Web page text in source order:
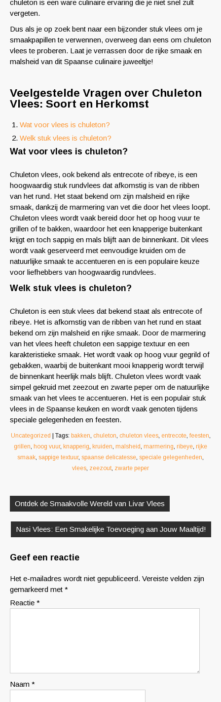
chuleton is een ware culinaire ervaring die je niet snel zult
vergeten.
Dus als je op zoek bent naar een bijzonder stuk vlees om je
smaakpapillen te verwennen, overweeg dan eens om chuleton
vlees te proberen. Laat je verrassen door de rijke smaak en
malsheid van dit Spaanse culinaire juweeltje!
Veelgestelde Vragen over Chuleton
Vlees: Soort en Herkomst
Wat voor vlees is chuleton?
Welk stuk vlees is chuleton?
Wat voor vlees is chuleton?
Chuleton vlees, ook bekend als entrecote of ribeye, is een
hoogwaardig stuk rundvlees dat afkomstig is van de ribben
van het rund. Het staat bekend om zijn malsheid en rijke
smaak, dankzij de marmering van vet die door het vlees loopt.
Chuleton vlees wordt vaak bereid door het op hoog vuur te
grillen of te bakken, waardoor het een knapperige buitenkant
krijgt en toch sappig en mals blijft aan de binnenkant. Dit vlees
wordt vaak geserveerd met eenvoudige kruiden om de
natuurlijke smaak te accentueren en is een populaire keuze
voor liefhebbers van hoogwaardig rundvlees.
Welk stuk vlees is chuleton?
Chuleton is een stuk vlees dat bekend staat als entrecote of
ribeye. Het is afkomstig van de ribben van het rund en staat
bekend om zijn malsheid en rijke smaak. Door de marmering
van het vlees heeft chuleton een sappige textuur en een
karakteristieke smaak. Het wordt vaak op hoog vuur gegrild of
gebakken, waarbij de buitenkant mooi knapperig wordt terwijl
de binnenkant heerlijk mals blijft. Chuleton vlees wordt vaak
simpel gekruid met zeezout en zwarte peper om de natuurlijke
smaak van het vlees te accentueren. Het is een populair stuk
vlees in de Spaanse keuken en wordt vaak genoten tijdens
speciale gelegenheden en feesten.
Uncategorized | Tags: bakken, chuleton, chuleton vlees, entrecote, feesten,
grillen, hoog vuur, knapperig, kruiden, malsheid, marmering, ribeye, rijke
smaak, sappige textuur, spaanse delicatesse, speciale gelegenheden,
vlees, zeezout, zwarte peper
Ontdek de Smaakvolle Wereld van Livar Vlees
Nasi Vlees: Een Smakelijke Toevoeging aan Jouw Maaltijd!
Geef een reactie
Het e-mailadres wordt niet gepubliceerd. Vereiste velden zijn
gemarkeerd met *
Reactie *
Naam *